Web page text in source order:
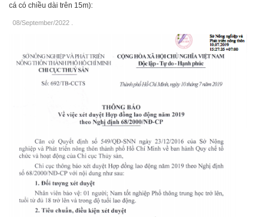
cá có chiều dài trên 15m):
08/September/2022